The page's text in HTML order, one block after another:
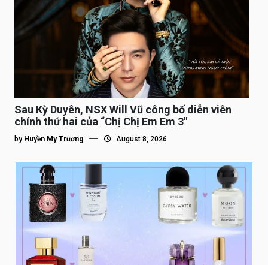
Sau Kỳ Duyên, NSX Will Vũ công bố diễn viên
chính thứ hai của “Chị Chị Em Em 3″
by Huyền My Trương August 8, 2026